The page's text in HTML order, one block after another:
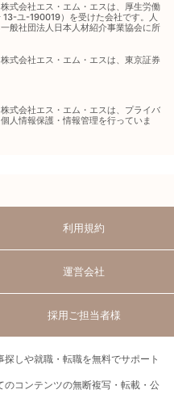
式会社エス・エム・エスは、厚生労働
ユ-190019）を受けた会社です。人
般社団法人日本人材紹介事業協会に所
式会社エス・エム・エスは、東京証券
式会社エス・エム・エスは、プライバ
人情報保護・情報管理を行っていま
利用規約
運営会社
採用ご担当者様
しや就職・転職を無料でサポート
コンテンツの無断複写・転載・公